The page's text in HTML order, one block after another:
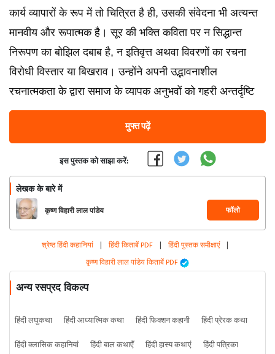
कार्य व्यापारों के रूप में तो चित्रित है ही, उसकी संवेदना भी अत्यन्त
मानवीय और रूपात्मक है। सूर की भक्ति कविता पर न सिद्धान्त
निरूपण का बोझिल दबाब है, न इतिवृत्त अथवा विवरणों का रचना
विरोधी विस्तार या बिखराव। उन्होंने अपनी उद्भावनाशील
रचनात्मकता के द्वारा समाज के व्यापक अनुभवों को गहरी अन्तर्दृष्टि
मुफ्त पढ़ें
इस पुस्तक को साझा करें:
लेखक के बारे में
कृष्ण विहारी लाल पांडेय फॉलो
श्रेष्ठ हिंदी कहानियां | हिंदी किताबें PDF | हिंदी पुस्तक समीक्षाएं |
कृष्ण विहारी लाल पांडेय किताबें PDF
अन्य रसप्रद विकल्प
हिंदी लघुकथा हिंदी आध्यात्मिक कथा हिंदी फिक्शन कहानी
हिंदी प्रेरक कथा
हिंदी क्लासिक कहानियां
हिंदी बाल कथाएँ हिंदी हास्य कथाएं हिंदी पत्रिका